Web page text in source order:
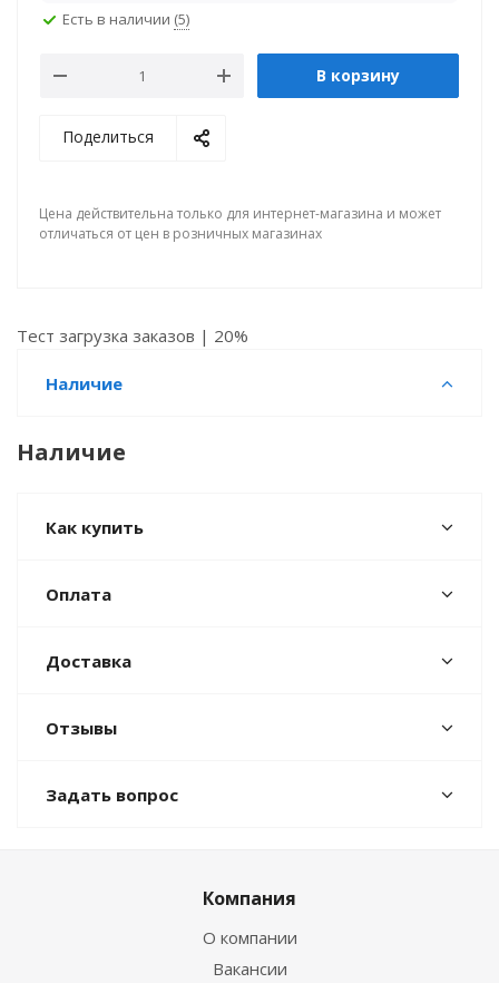
Есть в наличии (5)
В корзину
Поделиться
Цена действительна только для интернет-магазина и может
отличаться от цен в розничных магазинах
Тест загрузка заказов | 20%
Наличие
Наличие
Как купить
Оплата
Доставка
Отзывы
Задать вопрос
Компания
О компании
Вакансии